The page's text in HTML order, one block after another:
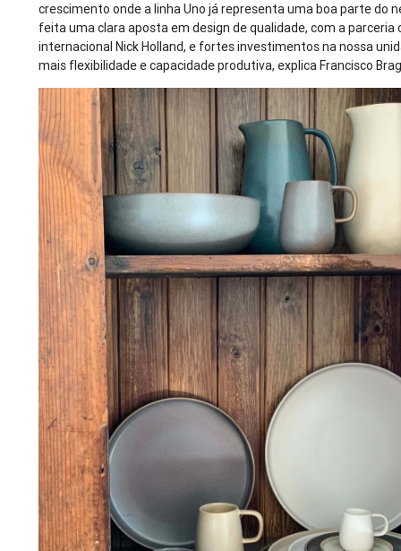
crescimento onde a linha Uno já representa uma boa parte do
feita uma clara aposta em design de qualidade, com a parceria
internacional Nick Holland, e fortes investimentos na nossa
mais flexibilidade e capacidade produtiva, explica Francisco